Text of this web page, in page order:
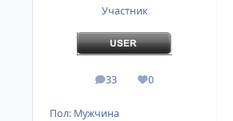
Участник
33
сообщения
0
Репутация
Пол: Мужчина